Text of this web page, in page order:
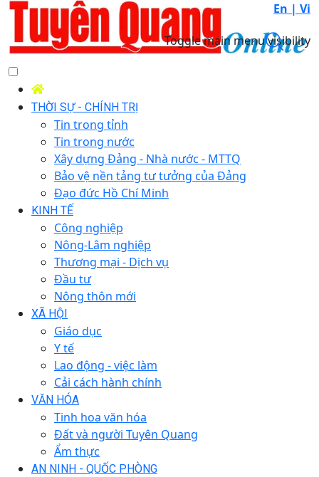
En | Vi
Toggle main menu visibility
THỜI SỰ - CHÍNH TRỊ
Tin trong tỉnh
Tin trong nước
Xây dựng Đảng - Nhà nước - MTTQ
Bảo vệ nền tảng tư tưởng của Đảng
Đạo đức Hồ Chí Minh
KINH TẾ
Công nghiệp
Nông-Lâm nghiệp
Thương mại - Dịch vụ
Đầu tư
Nông thôn mới
XÃ HỘI
Giáo dục
Y tế
Lao động - việc làm
Cải cách hành chính
VĂN HÓA
Tinh hoa văn hóa
Đất và người Tuyên Quang
Ẩm thực
AN NINH - QUỐC PHÒNG